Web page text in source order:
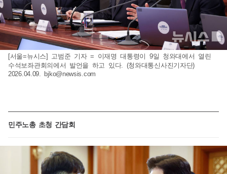
[서울=뉴시스] 고범준 기자 = 이재명 대통령이 9일 청와대에서 열린
수석보좌관회의에서 발언을 하고 있다. (청와대통신사진기자단)
2026.04.09.
bjko@newsis.com
민주노총 초청 간담회